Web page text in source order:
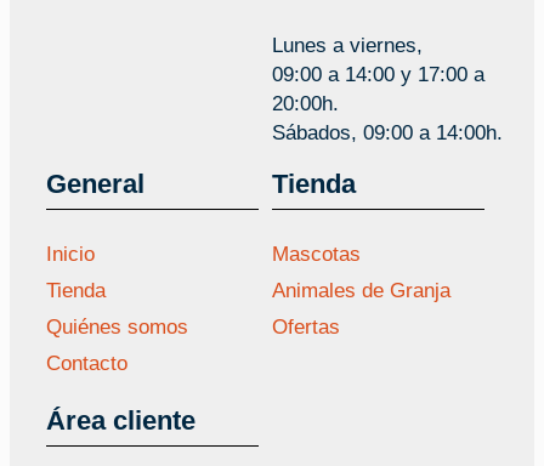
Lunes a viernes,
09:00 a 14:00 y 17:00 a
20:00h.
Sábados, 09:00 a 14:00h.
General
Inicio
Tienda
Quiénes somos
Contacto
Área cliente
Tienda
Mascotas
Animales de Granja
Ofertas